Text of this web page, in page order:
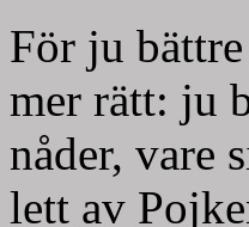
För ju
mer rätt: ju
nåder, vare
lett av